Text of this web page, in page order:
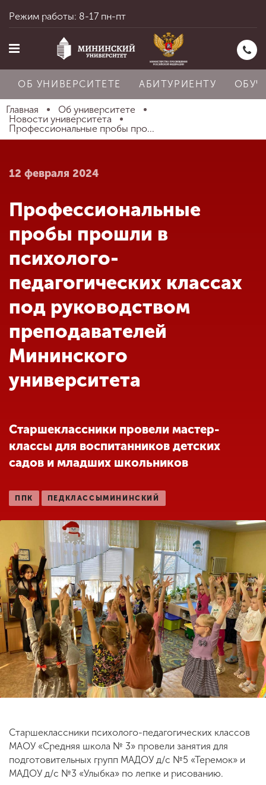
Главная
Абитуриенту
Обучение
Наука
Международная
деятельность
Студенческая жизнь
Сведения об
организации
ENG SPN CHI
Приемная
комиссия
+7 (831) 262-26-20
Режим работы: 8-17 пн-пт
ОБ УНИВЕРСИТЕТЕ АБИТУРИЕНТУ
Главная
Об университете
Новости университета
Профессиональные пробы про...
12 февраля 2024
Профессиональные
пробы прошли в
психолого-
педагогических классах
под руководством
преподавателей
Мининского
университета
Старшеклассники провели мастер-
классы для воспитанников детских
садов и младших школьников
ППК ПЕДКЛАССЫМИНИНСКИЙ
Старшеклассники психолого-педагогических классов
МАОУ «Средняя школа № 3» провели занятия для
подготовительных групп МАДОУ д/с №5 «Теремок» и
МАДОУ д/с №3 «Улыбка» по лепке и рисованию.